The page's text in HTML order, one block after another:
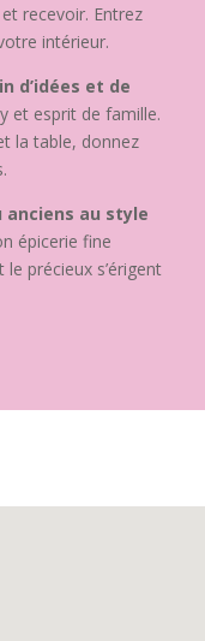
recevoir. Entrez
intérieur.
d’idées et de
et esprit de famille.
la table, donnez
au style
épicerie fine
précieux s’érigent